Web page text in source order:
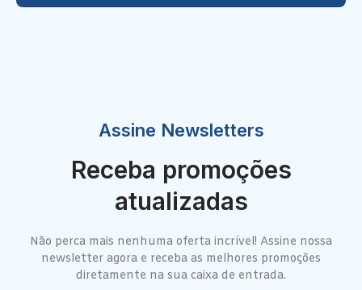
Assine Newsletters
Receba promoções
atualizadas
Não perca mais nenhuma oferta incrível! Assine nossa
newsletter agora e receba as melhores promoções
diretamente na sua caixa de entrada.